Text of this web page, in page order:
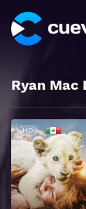
Ryan Mac
HD